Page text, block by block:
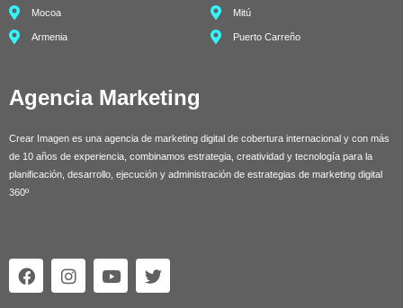
Mocoa
Armenia
Mitú
Puerto Carreño
Agencia Marketing
Crear Imagen es una agencia de marketing digital de cobertura internacional y con más
de 10 años de experiencia, combinamos estrategia, creatividad y tecnología para la
planificación, desarrollo, ejecución y administración de estrategias de marketing digital
360º
F
a
I
n
Y
o
T
w